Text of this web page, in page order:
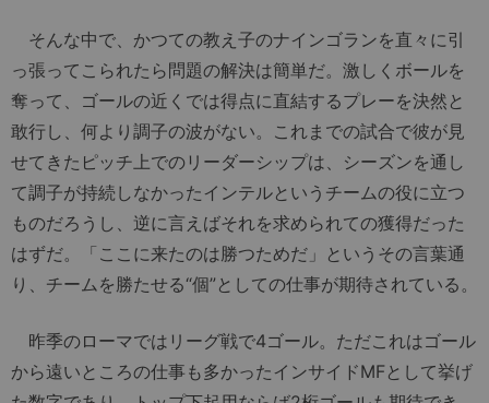
そんな中で、かつての教え子のナインゴランを直々に引
っ張ってこられたら問題の解決は簡単だ。激しくボールを
奪って、ゴールの近くでは得点に直結するプレーを決然と
敢行し、何より調子の波がない。これまでの試合で彼が見
せてきたピッチ上でのリーダーシップは、シーズンを通し
て調子が持続しなかったインテルというチームの役に立つ
ものだろうし、逆に言えばそれを求められての獲得だった
はずだ。「ここに来たのは勝つためだ」というその言葉通
り、チームを勝たせる“個”としての仕事が期待されている。
昨季のローマではリーグ戦で4ゴール。ただこれはゴール
から遠いところの仕事も多かったインサイドMFとして挙げ